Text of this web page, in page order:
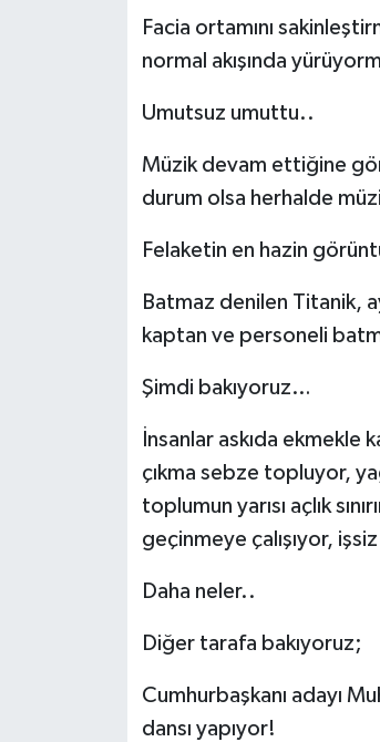
Facia ortamını
normal akışında
Umutsuz umuttu..
Müzik devam ettiğine
durum olsa herhalde
Felaketin en hazin
Batmaz denilen Titanik,
kaptan ve personeli
Şimdi bakıyoruz…
İnsanlar askıda ekmekle
çıkma sebze topluyor,
toplumun yarısı açlık
geçinmeye çalışıyor,
Daha neler..
Diğer tarafa bakıyoruz;
Cumhurbaşkanı adayı
dansı yapıyor!